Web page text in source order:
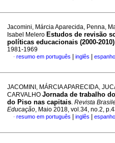
Jacomini, Márcia Aparecida, Penna,
Isabel Melero Estudos de revisão
políticas educacionais (2000-2010)
1981-1969
· resumo em português inglês
JACOMINI, MÁRCIA APARECIDA,
CARVALHO Jornada de trabalho
do Piso nas capitais. Revista
Educação, Maio 2018, vol.34, no.2,
· resumo em português inglês